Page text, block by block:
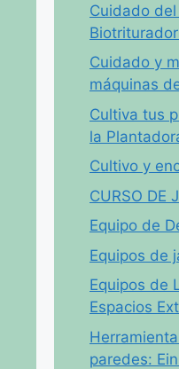
Cuidado
Cuidado y
máquinas
Cultiva tus
la
Cultivo y
CURSO DE
Equipo de
Equipos de
Equipos de
Espacios
paredes: